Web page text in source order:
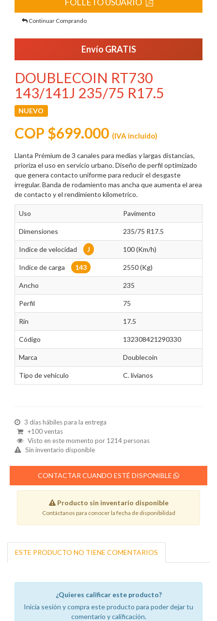
Continuar Comprando
Envío GRATIS
DOUBLECOIN RT730
143/141J 235/75 R17.5
NUEVO
COP $699.000 (IVA incluido)
Llanta Prémium de 3 canales para medias y largas distancias,
prioriza el uso en servicio urbano. Diseño de perfil optimizado
que genera contacto uniforme para reducir el desgaste
irregular. Banda de rodamiento mas ancha que aumenta el area
de contacto y el rendimiento kilometrico.
Uso Pavimento
Dimensiones 235/75 R17.5
Indice de velocidad J 100 (Km/h)
Indice de carga 143 2550 (Kg)
Ancho 235
Perfil 75
Rin 17.5
Código 132308421290330
Marca Doublecoin
Tipo de vehículo C. livianos
3 días hábiles para la entrega
+100 ventas
Visto en este momento por 1214personas
Sin inventario disponible
CONTACTAR CUANDO ESTÉ DISPONIBLE
Producto sin inventario disponible
Contáctanos para conocer la fecha de disponibilidad
ESTE PRODUCTO NO TIENE COMENTARIOS
¿Quieres calificar este producto?
Inicia sesión y compra este producto para poder dejar tu
comentario y calificación.